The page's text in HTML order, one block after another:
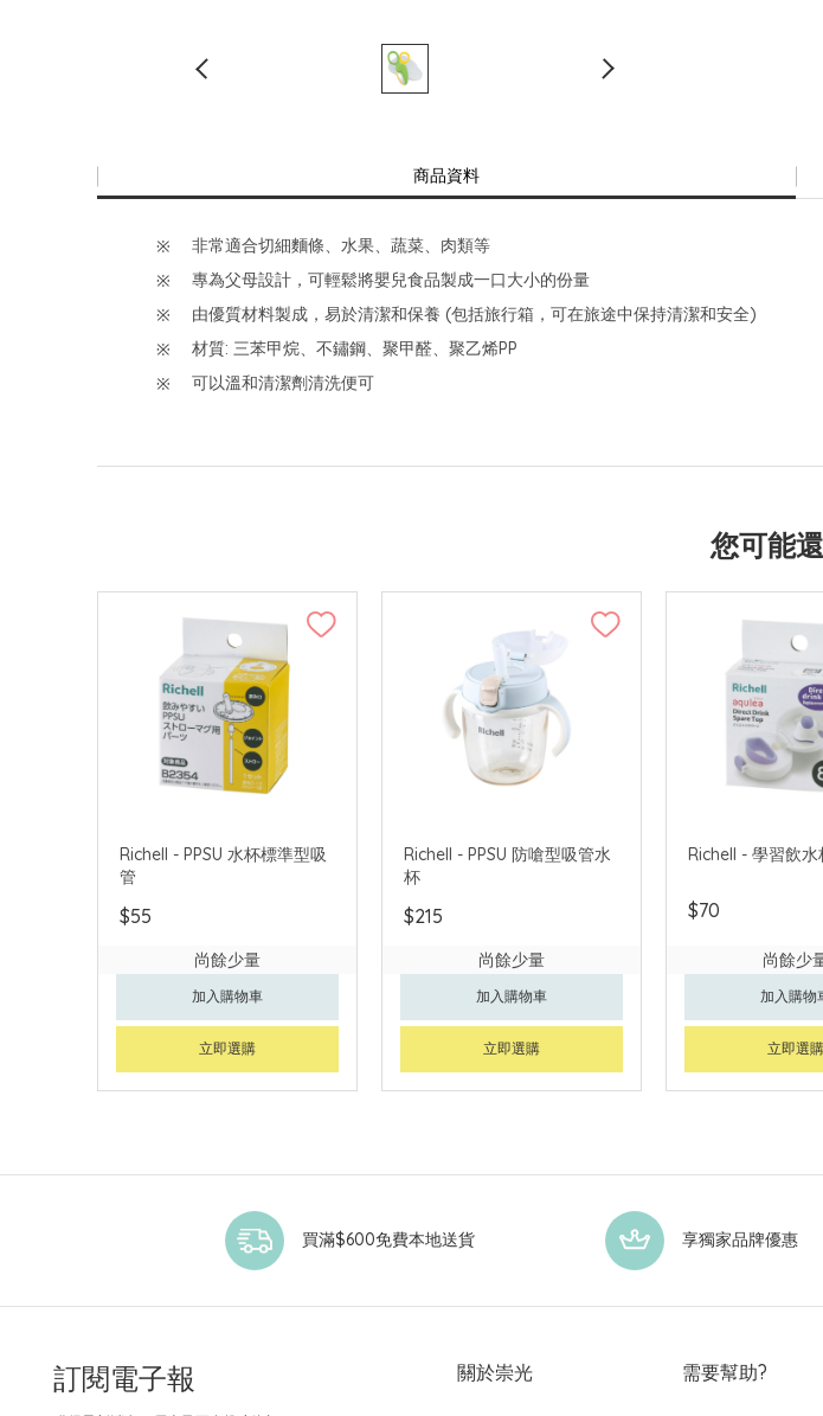
商品資料
非常適合切細麵條、水果、蔬菜、肉類等
專為父母設計，可輕鬆將嬰兒食品製成一口大小的份量
由優質材料製成，易於清潔和保養 (包括旅行箱，可在旅途中保持清潔和安全)
材質: 三苯甲烷、不鏽鋼、聚甲醛、聚乙烯PP
可以溫和清潔劑清洗便可
您可能
Richell - PPSU 水杯標準型吸
管
$55
尚餘少量
加入購物車
立即選購
Richell - PPSU 防嗆型吸管水
杯
$215
尚餘少量
加入購物車
立即選購
Richell - 學習飲水
$70
尚餘少
加入購物
立即選購
買滿$600免費本地送貨 享獨家品牌優惠
訂閱電子報 關於崇光 需要幫助?